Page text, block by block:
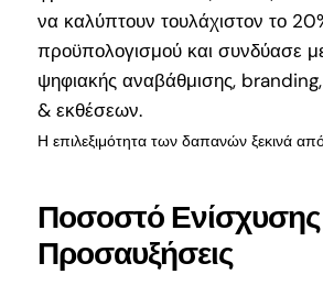
να καλύπτουν τουλάχιστον το
προϋπολογισμού και συνδύασε
ψηφιακής αναβάθμισης,
& εκθέσεων.
Η επιλεξιμότητα των δαπανών ξεκινά
Ποσοστό
Προσαυξήσεις